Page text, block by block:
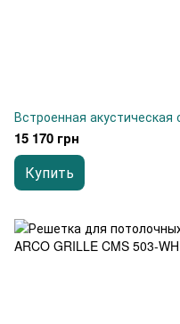
Встроенная акустическая
15 170 грн
Купить